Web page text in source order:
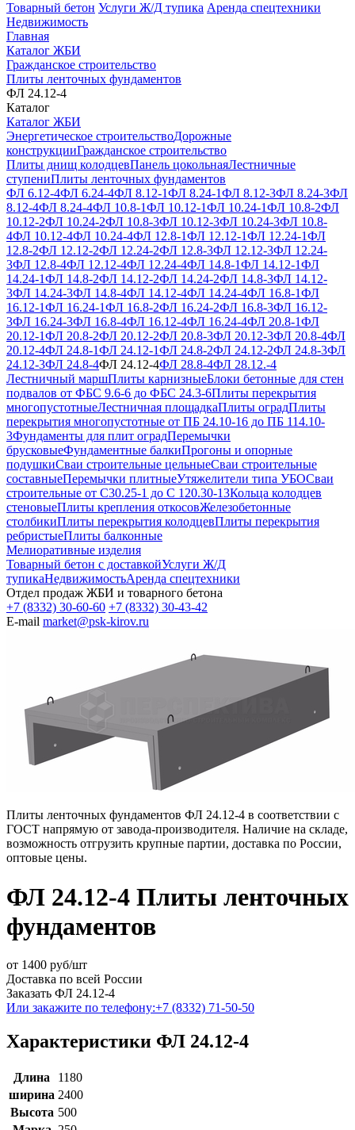
Товарный бетон Услуги Ж/Д тупика Аренда спецтехники
Недвижимость
Главная
Каталог ЖБИ
Гражданское строительство
Плиты ленточных фундаментов
ФЛ 24.12-4
Каталог
Каталог ЖБИ
Энергетическое строительствоДорожные
конструкцииГражданское строительство
Плиты днищ колодцевПанель цокольнаяЛестничные
ступениПлиты ленточных фундаментов
ФЛ 6.12-4ФЛ 6.24-4ФЛ 8.12-1ФЛ 8.24-1ФЛ 8.12-3ФЛ 8.24-3ФЛ
8.12-4ФЛ 8.24-4ФЛ 10.8-1ФЛ 10.12-1ФЛ 10.24-1ФЛ 10.8-2ФЛ
10.12-2ФЛ 10.24-2ФЛ 10.8-3ФЛ 10.12-3ФЛ 10.24-3ФЛ 10.8-
4ФЛ 10.12-4ФЛ 10.24-4ФЛ 12.8-1ФЛ 12.12-1ФЛ 12.24-1ФЛ
12.8-2ФЛ 12.12-2ФЛ 12.24-2ФЛ 12.8-3ФЛ 12.12-3ФЛ 12.24-
3ФЛ 12.8-4ФЛ 12.12-4ФЛ 12.24-4ФЛ 14.8-1ФЛ 14.12-1ФЛ
14.24-1ФЛ 14.8-2ФЛ 14.12-2ФЛ 14.24-2ФЛ 14.8-3ФЛ 14.12-
3ФЛ 14.24-3ФЛ 14.8-4ФЛ 14.12-4ФЛ 14.24-4ФЛ 16.8-1ФЛ
16.12-1ФЛ 16.24-1ФЛ 16.8-2ФЛ 16.24-2ФЛ 16.8-3ФЛ 16.12-
3ФЛ 16.24-3ФЛ 16.8-4ФЛ 16.12-4ФЛ 16.24-4ФЛ 20.8-1ФЛ
20.12-1ФЛ 20.8-2ФЛ 20.12-2ФЛ 20.8-3ФЛ 20.12-3ФЛ 20.8-4ФЛ
20.12-4ФЛ 24.8-1ФЛ 24.12-1ФЛ 24.8-2ФЛ 24.12-2ФЛ 24.8-3ФЛ
24.12-3ФЛ 24.8-4ФЛ 24.12-4ФЛ 28.8-4ФЛ 28.12.-4
Лестничный маршПлиты карнизныеБлоки бетонные для стен
подвалов от ФБС 9.6-6 до ФБС 24.3-6Плиты перекрытия
многопустотныеЛестничная площадкаПлиты оградПлиты
перекрытия многопустотные от ПБ 24.10-16 до ПБ 114.10-
3Фундаменты для плит оградПеремычки
брусковыеФундаментные балкиПрогоны и опорные
подушкиСваи строительные цельныеСваи строительные
составныеПеремычки плитныеУтяжелители типа УБОСваи
строительные от С30.25-1 до С 120.30-13Кольца колодцев
стеновыеПлиты крепления откосовЖелезобетонные
столбикиПлиты перекрытия колодцевПлиты перекрытия
ребристыеПлиты балконные
Мелиоративные изделия
Товарный бетон с доставкойУслуги Ж/Д
тупикаНедвижимостьАренда спецтехники
Отдел продаж ЖБИ и товарного бетона
+7 (8332) 30-60-60 +7 (8332) 30-43-42
E-mail market@psk-kirov.ru
Плиты ленточных фундаментов ФЛ 24.12-4 в соответствии с
ГОСТ напрямую от завода-производителя. Наличие на складе,
возможность отгрузить крупные партии, доставка по России,
оптовые цены.
ФЛ 24.12-4 Плиты ленточных
фундаментов
от 1400 руб/шт
Доставка по всей России
Заказать ФЛ 24.12-4
Или закажите по телефону:+7 (8332) 71-50-50
Характеристики ФЛ 24.12-4
Длина
1180
ширина 2400
Высота 500